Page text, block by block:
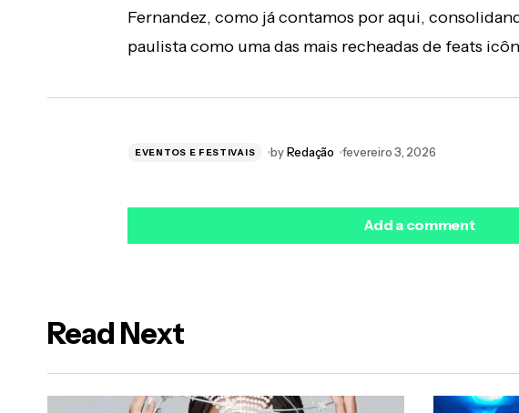
Fernandez, como já contamos por aqui,
paulista como uma das mais recheadas de feats
EVENTOS E FESTIVAIS by Redação fevereiro 3, 2026
Add a comment
O seu endereço de e-mail não será publicado.
*
Read Next